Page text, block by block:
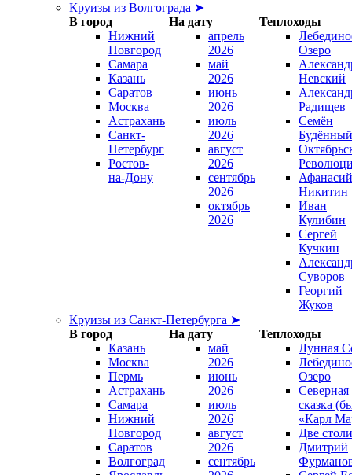
Круизы из Волгограда ➤
В город
На дату
Теплоходы
Нижний
Новгород
Самара
Казань
Саратов
Москва
Астрахань
Санкт-
Петербург
Ростов-
на-Дону
апрель
2026
май
2026
июнь
2026
июль
2026
август
2026
сентябрь
2026
октябрь
2026
Озеро
Невский
Радищев
Семён
Будённый
Афанасий
Никитин
Иван
Кулибин
Сергей
Кучкин
Суворов
Георгий
Жуков
Круизы из Санкт-Петербурга ➤
В город
На дату
Теплоходы
Казань
Москва
Пермь
Астрахань
Самара
Нижний
Новгород
Саратов
Волгоград
май
2026
июнь
2026
июль
2026
август
2026
сентябрь
Лунная
Озеро
Северная
сказка
«Карл
Две
Дмитрий